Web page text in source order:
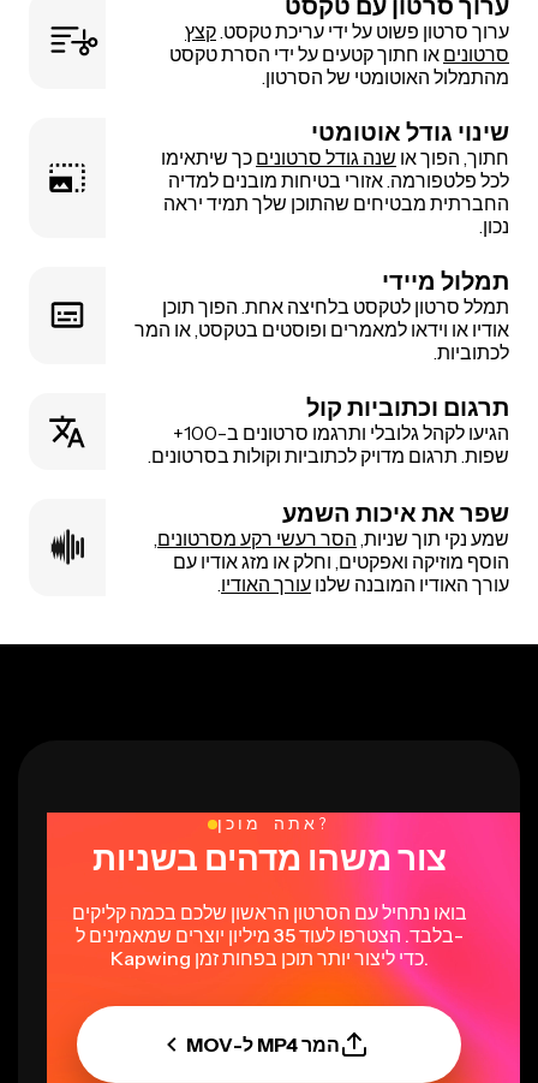
ערוך סרטון עם טקסט
ערוך סרטון פשוט על ידי עריכת טקסט. קצץ
סרטונים או חתוך קטעים על ידי הסרת טקסט
מהתמלול האוטומטי של הסרטון.
שינוי גודל אוטומטי
חתוך, הפוך או שנה גודל סרטונים כך שיתאימו
לכל פלטפורמה. אזורי בטיחות מובנים למדיה
החברתית מבטיחים שהתוכן שלך תמיד יראה
נכון.
תמלול מיידי
תמלל סרטון לטקסט בלחיצה אחת. הפוך תוכן
אודיו או וידאו למאמרים ופוסטים בטקסט, או המר
לכתוביות.
תרגום וכתוביות קול
הגיעו לקהל גלובלי ותרגמו סרטונים ב-100+
שפות. תרגום מדויק לכתוביות וקולות בסרטונים.
שפר את איכות השמע
שמע נקי תוך שניות, הסר רעשי רקע מסרטונים
הוסף מוזיקה ואפקטים, וחלק או מזג אודיו עם
עורך האודיו המובנה שלנו עורך האודיו
אתה מוכן?
צור משהו מדהים בשניות
בואו נתחיל עם הסרטון הראשון שלכם בכמה קליקים
בלבד. הצטרפו לעוד 35 מיליון יוצרים שמאמינים ל-
Kapwing כדי ליצור יותר תוכן בפחות זמן.
המר MP4 ל-MOV